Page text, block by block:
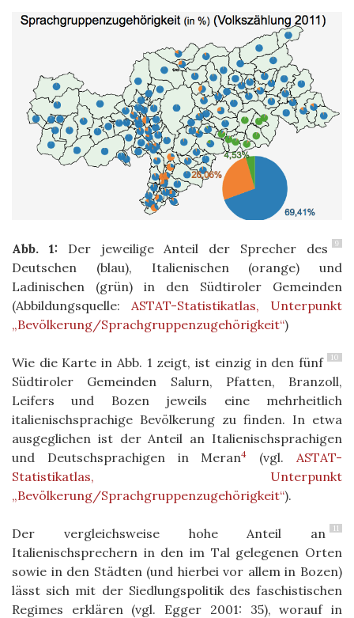
9
Abb. 1: Der jeweilige Anteil der Sprecher des
Deutschen (blau), Italienischen (orange) und
Ladinischen (grün) in den Südtiroler Gemeinden
(Abbildungsquelle: ASTAT-Statistikatlas, Unterpunkt
„Bevölkerung/Sprachgruppenzugehörigkeit“)
10
Wie die Karte in Abb. 1 zeigt, ist einzig in den fünf
Südtiroler Gemeinden Salurn, Pfatten, Branzoll,
Leifers und Bozen jeweils eine mehrheitlich
italienischsprachige Bevölkerung zu finden. In etwa
ausgeglichen ist der Anteil an Italienischsprachigen
und Deutschsprachigen in Meran4 (vgl. ASTAT-
Statistikatlas, Unterpunkt
„Bevölkerung/Sprachgruppenzugehörigkeit“).
11
Der vergleichsweise hohe Anteil an
Italienischsprechern in den im Tal gelegenen Orten
sowie in den Städten (und hierbei vor allem in Bozen)
lässt sich mit der Siedlungspolitik des faschistischen
Regimes erklären (vgl. Egger 2001: 35), worauf in